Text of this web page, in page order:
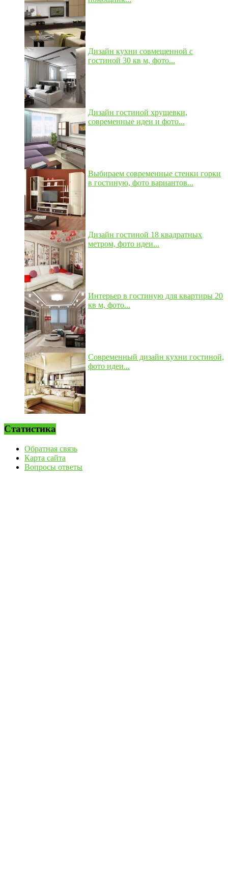
Дизайн кухни совмещенной с
гостиной 30 кв м, фото...
Дизайн гостиной хрущевки,
современные идеи и фото...
Выбираем современные стенки горки
в гостиную, фото вариантов...
Дизайн гостиной 18 квадратных
метром, фото идеи...
Интерьер в гостиную для квартиры 20
кв м, фото...
Современный дизайн кухни гостиной,
фото идеи...
Статистика
Обратная связь
Карта сайта
Вопросы ответы